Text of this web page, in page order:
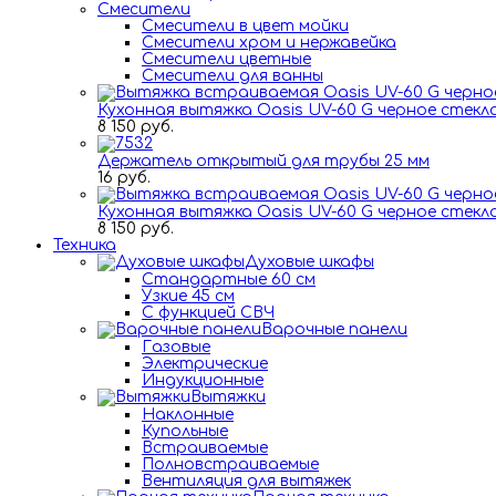
Смесители
Смесители в цвет мойки
Смесители хром и нержавейка
Смесители цветные
Смесители для ванны
Кухонная вытяжка Oasis UV-60 G черное
8 150 руб.
Держатель открытый для трубы 25 мм
16 руб.
Кухонная вытяжка Oasis UV-60 G черное
8 150 руб.
Техника
Духовые шкафы
Стандартные 60 см
Узкие 45 см
С функцией СВЧ
Варочные панели
Газовые
Электрические
Индукционные
Вытяжки
Наклонные
Купольные
Встраиваемые
Полновстраиваемые
Вентиляция для вытяжек